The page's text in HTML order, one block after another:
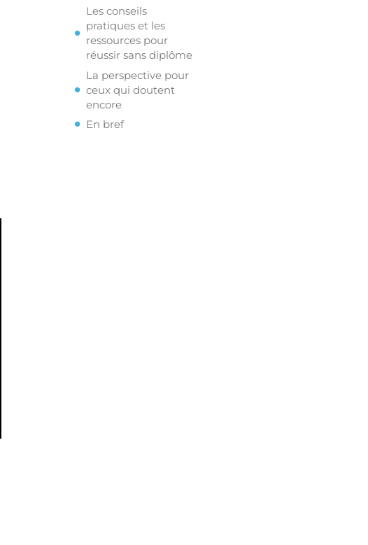
Les conseils
pratiques et les
ressources pour
réussir sans diplôme
La perspective pour
ceux qui doutent
encore
En bref